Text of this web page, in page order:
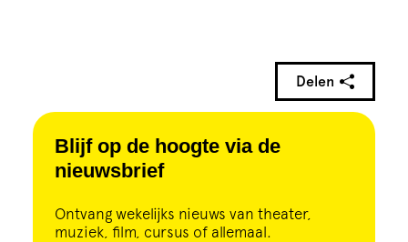
Blijf op de hoogte via de
nieuwsbrief
Ontvang wekelijks nieuws van theater,
muziek, film, cursus of allemaal.
Delen